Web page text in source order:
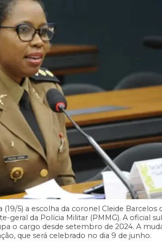
5) a escolha da coronel Cleide Barcelos
geral da Polícia Militar (PMMG). A oficial
o cargo desde setembro de 2024. A
que será celebrado no dia 9 de junho.